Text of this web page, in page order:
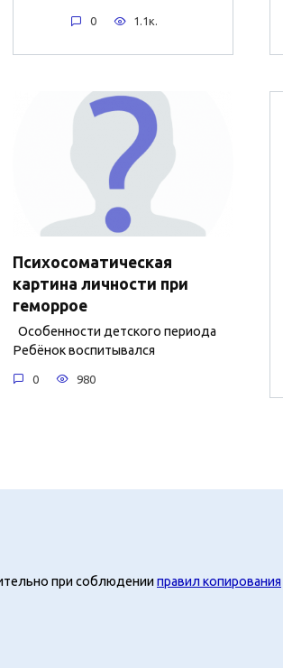
0 1.1к.
Психосоматическая
картина личности при
геморрое
Особенности детского периода
Ребёнок воспитывался
0 980
при соблюденииправил копирования